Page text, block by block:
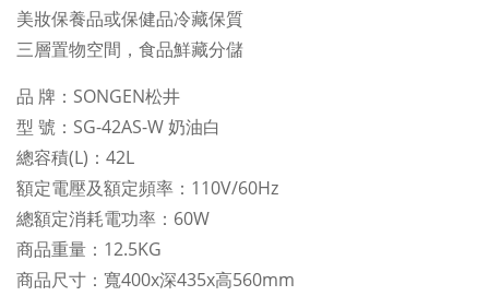
美妝保養品或保健品冷藏保質
三層置物空間，食品鮮藏分儲
品 牌：SONGEN松井
型 號：SG-42AS-W 奶油白
總容積(L)：42L
額定電壓及額定頻率：110V/60Hz
總額定消耗電功率：60W
商品重量：12.5KG
商品尺寸：寬400x深435x高560mm